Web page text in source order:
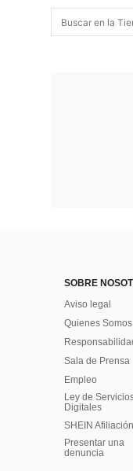
SOBRE
Aviso legal
Quienes Somos
Sala de Prensa
Empleo
Ley de
Digitales
SHEIN Afiliación
Presentar una
denuncia